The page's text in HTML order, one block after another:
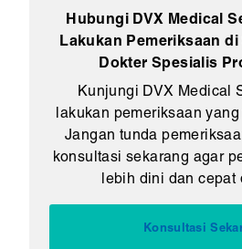
Hubungi DVX Medical
Lakukan Pemeriksaan di
Dokter Spesialis
Kunjungi DVX Medical
lakukan pemeriksaan
Jangan tunda
konsultasi sekarang agar
lebih dini dan cepat
Konsultasi